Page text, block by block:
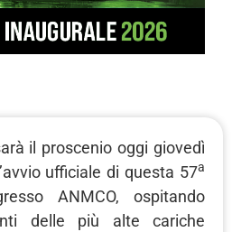
il proscenio oggi giovedì
ufficiale di questa 57a
ANMCO, ospitando
delle più alte cariche